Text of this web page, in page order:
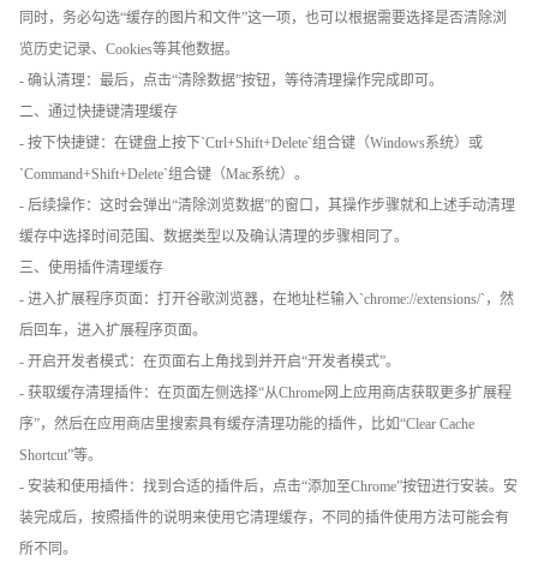
同时，务必勾选“缓存的图片和文件”这一项，也可以根据需要选择是否清除浏
览历史记录、Cookies等其他数据。
- 确认清理：最后，点击“清除数据”按钮，等待清理操作完成即可。
二、通过快捷键清理缓存
- 按下快捷键：在键盘上按下`Ctrl+Shift+Delete`组合键（Windows系统）或
`Command+Shift+Delete`组合键（Mac系统）。
- 后续操作：这时会弹出“清除浏览数据”的窗口，其操作步骤就和上述手动清理
缓存中选择时间范围、数据类型以及确认清理的步骤相同了。
三、使用插件清理缓存
- 进入扩展程序页面：打开谷歌浏览器，在地址栏输入`chrome://extensions/`，然
后回车，进入扩展程序页面。
- 开启开发者模式：在页面右上角找到并开启“开发者模式”。
- 获取缓存清理插件：在页面左侧选择“从Chrome网上应用商店获取更多扩展程
序”，然后在应用商店里搜索具有缓存清理功能的插件，比如“Clear Cache
Shortcut”等。
- 安装和使用插件：找到合适的插件后，点击“添加至Chrome”按钮进行安装。安
装完成后，按照插件的说明来使用它清理缓存，不同的插件使用方法可能会有
所不同。